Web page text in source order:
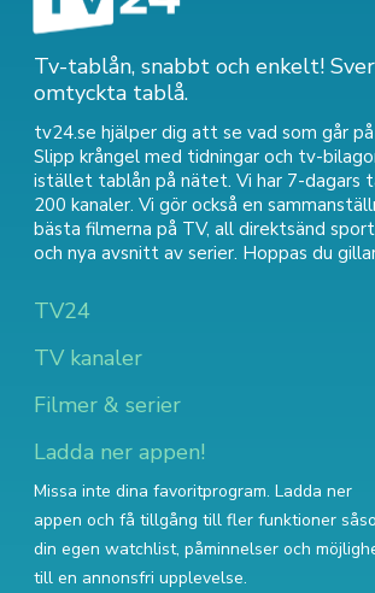
Tv-tablån, snabbt och enkelt!
omtyckta tablå.
tv24.se hjälper dig att se vad som går
Slipp krångel med tidningar och tv-
istället tablån på nätet. Vi har 7-dagars
200 kanaler. Vi gör också en
bästa filmerna på TV, all direktsänd sport
och nya avsnitt av serier. Hoppas du
TV24
TV kanaler
Filmer & serier
Ladda ner appen!
Missa inte dina favoritprogram. Ladda ner
appen och få tillgång till fler funktioner
din egen watchlist, påminnelser och
till en annonsfri upplevelse.